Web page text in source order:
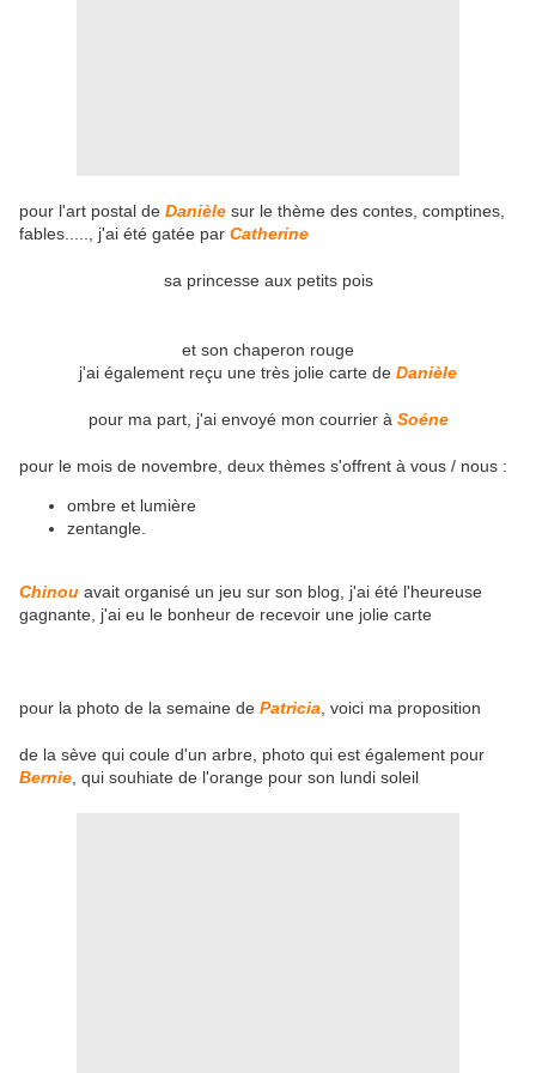
pour l'art postal de Danièle sur le thème des contes, comptines,
fables....., j'ai été gatée par Catherine
sa princesse aux petits pois
et son chaperon rouge
j'ai également reçu une très jolie carte de Danièle
pour ma part, j'ai envoyé mon courrier à Soéne
pour le mois de novembre, deux thèmes s'offrent à vous / nous :
ombre et lumière
zentangle.
Chinou avait organisé un jeu sur son blog, j'ai été l'heureuse
gagnante, j'ai eu le bonheur de recevoir une jolie carte
pour la photo de la semaine de Patricia , voici ma proposition
de la sève qui coule d'un arbre, photo qui est également pour
Bernie , qui souhiate de l'orange pour son lundi soleil